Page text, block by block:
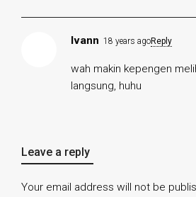
Ivann 18 years agoReply
wah makin kepengen
langsung, huhu
Leave a reply
Your email address will not be